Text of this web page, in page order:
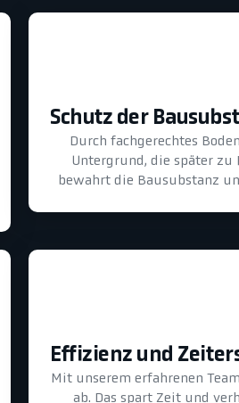
Schutz der
Durch fachgerechtes
Untergrund, die später zu
bewahrt die Bausubstanz
Effizienz und
Mit unserem erfahrenen
ab. Das spart Zeit und